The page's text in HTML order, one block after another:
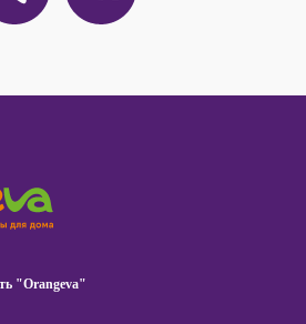
"Orangeva"